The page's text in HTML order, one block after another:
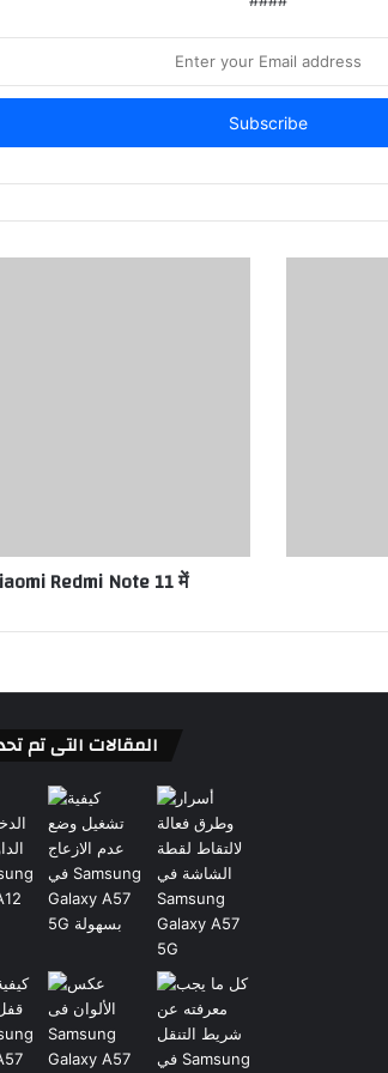
Redmi Note 11 में
المقالات التى تم